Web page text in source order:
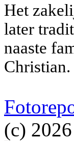
Het
later
naaste
(c) 2026